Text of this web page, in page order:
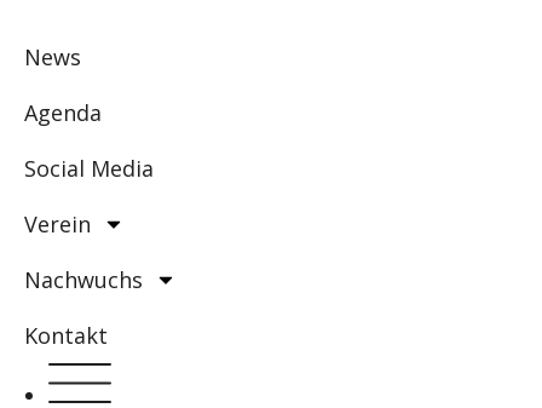
News
Agenda
Social Media
Verein
Nachwuchs
Kontakt